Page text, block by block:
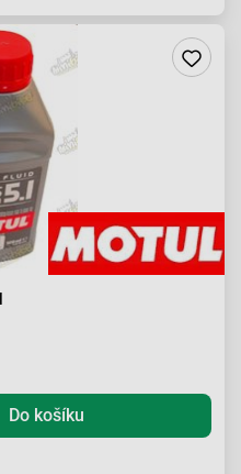
Do košíku